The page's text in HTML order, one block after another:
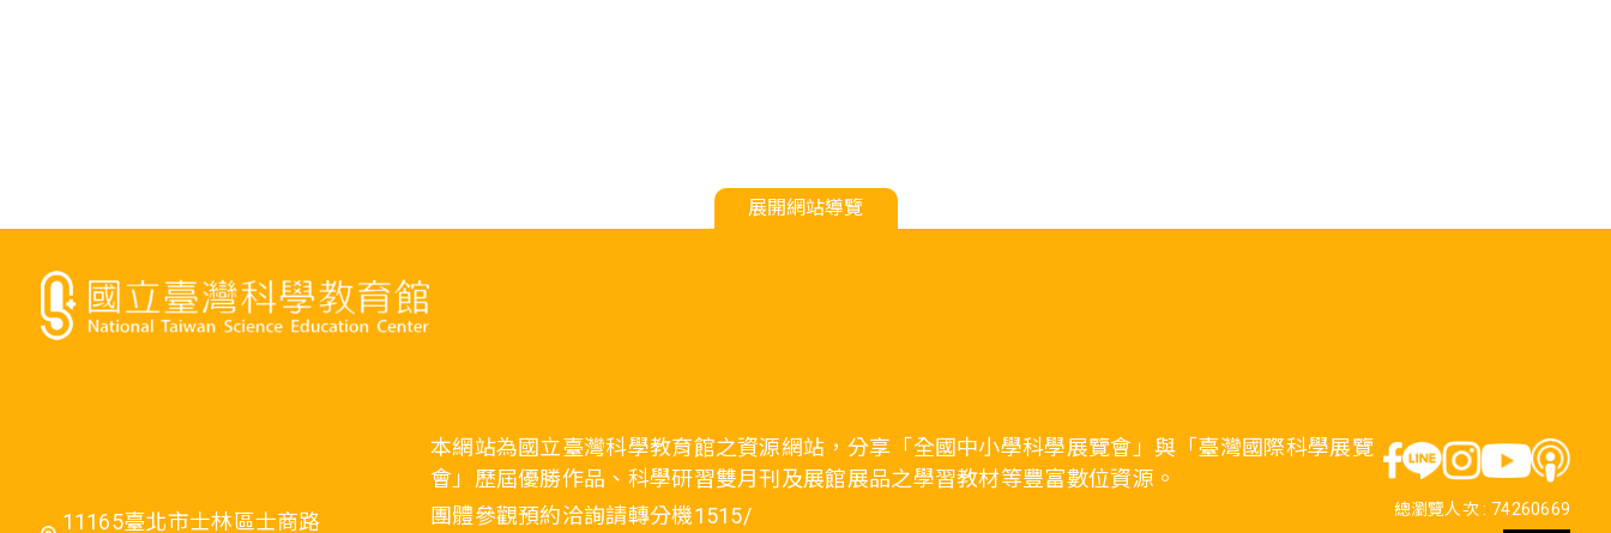
展開網站導覽
11165臺北市士林區士商路
本網站為國立臺灣科學教育館之資源網站，分享「全國中小學科學展覽會」與「臺灣國際科學展覽
會」歷屆優勝作品、科學研習雙月刊及展館展品之學習教材等豐富數位資源。
團體參觀預約洽詢請轉分機1515/
總瀏覽人次 : 74260669